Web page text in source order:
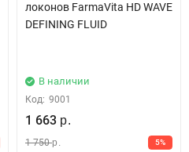
локонов FarmaVita HD WAVE
DEFINING FLUID
В наличии
Код: 9001
1 663 р.
1 750 р. 5%